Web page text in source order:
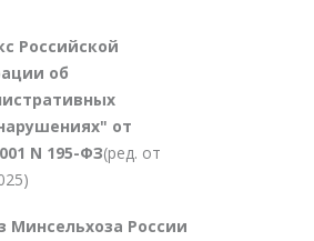
Российской
об
от
N 195-ФЗ(ред. от
Минсельхоза России